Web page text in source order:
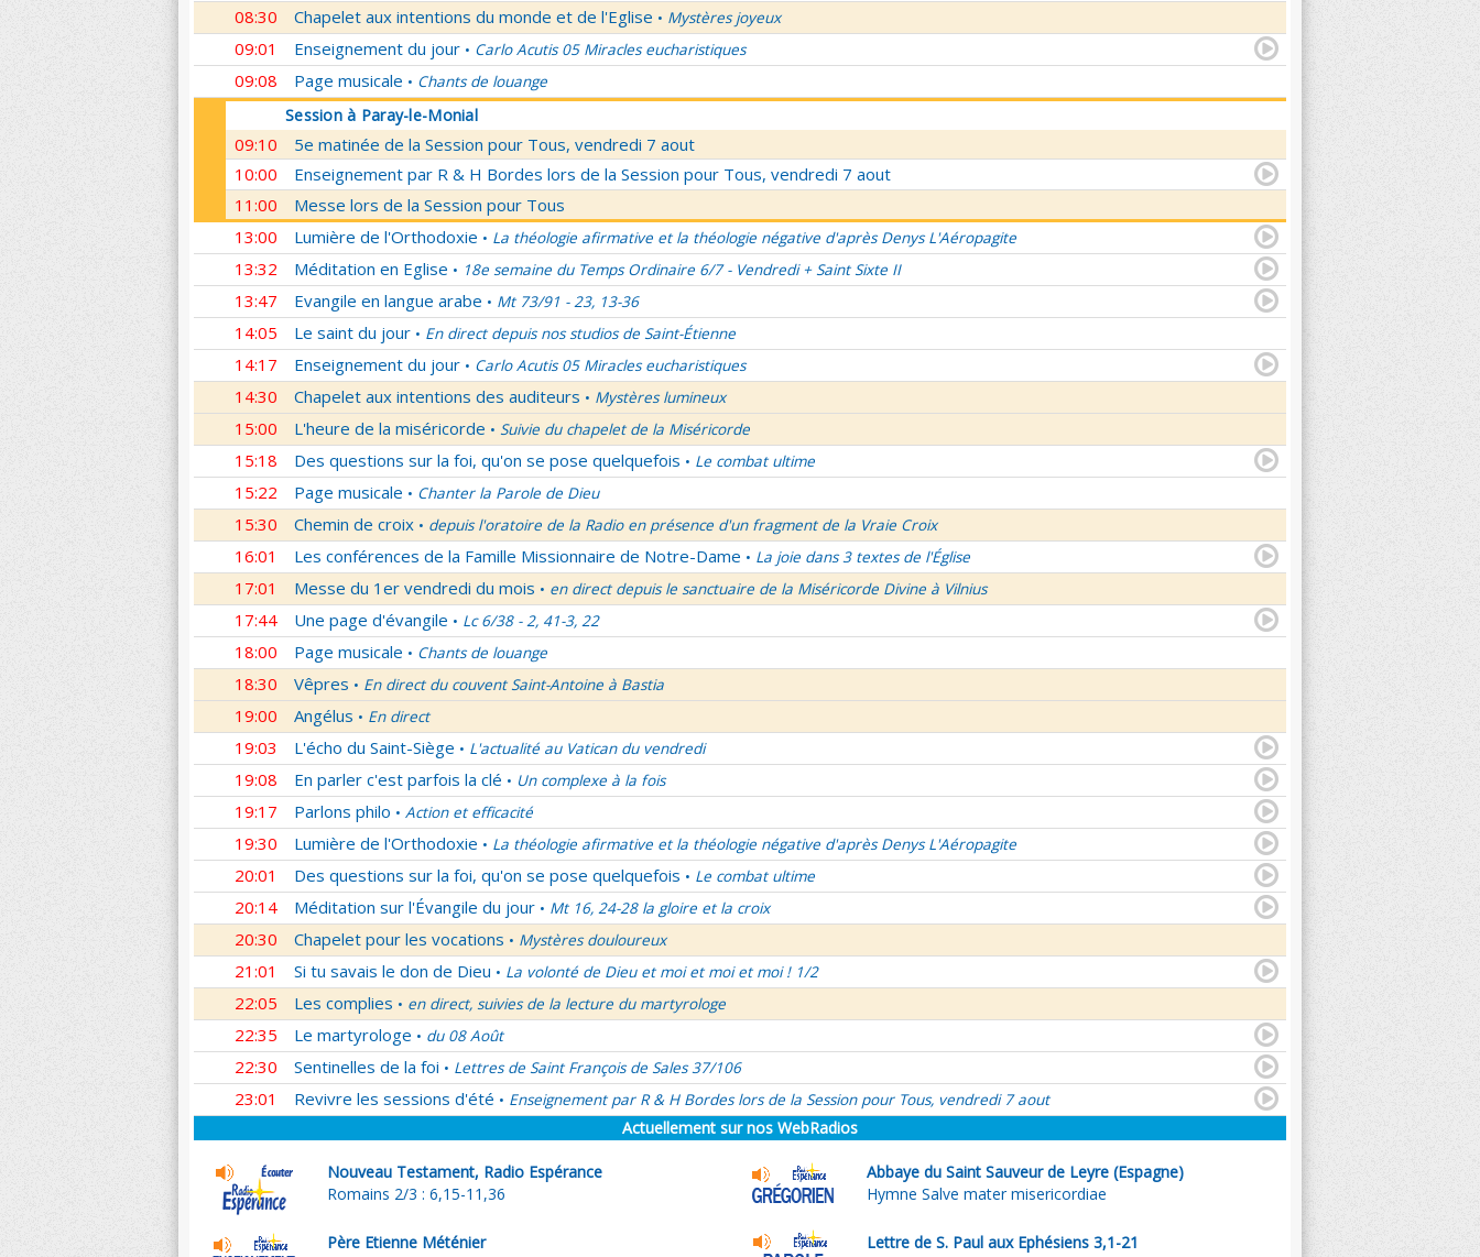
08:30 Chapelet aux intentions du monde et de l'Eglise • Mystères joyeux
09:01 Enseignement du jour • Carlo Acutis 05 Miracles eucharistiques
09:08 Page musicale • Chants de louange
Session à Paray-le-Monial
09:10
5e matinée de la Session pour Tous, vendredi 7 aout
10:00
Enseignement par R & H Bordes lors de la Session pour Tous, vendredi 7 aout
11:00
Messe lors de la Session pour Tous
13:00
Lumière de l'Orthodoxie • La théologie afirmative et la théologie négative d'après Denys L'Aéropagite
13:32 Méditation en Eglise • 18e semaine du Temps Ordinaire 6/7 - Vendredi + Saint Sixte II
13:47 Evangile en langue arabe • Mt 73/91 - 23, 13-36
14:05 Le saint du jour • En direct depuis nos studios de Saint-Étienne
14:17 Enseignement du jour • Carlo Acutis 05 Miracles eucharistiques
14:30 Chapelet aux intentions des auditeurs • Mystères lumineux
15:00 L'heure de la miséricorde • Suivie du chapelet de la Miséricorde
15:18 Des questions sur la foi, qu'on se pose quelquefois • Le combat ultime
15:22 Page musicale • Chanter la Parole de Dieu
15:30 Chemin de croix • depuis l'oratoire de la Radio en présence d'un fragment de la Vraie Croix
16:01 Les conférences de la Famille Missionnaire de Notre-Dame • La joie dans 3 textes de l'Église
17:01 Messe du 1er vendredi du mois • en direct depuis le sanctuaire de la Miséricorde Divine à Vilnius
17:44 Une page d'évangile • Lc 6/38 - 2, 41-3, 22
18:00 Page musicale • Chants de louange
18:30 Vêpres • En direct du couvent Saint-Antoine à Bastia
19:00 Angélus • En direct
19:03 L'écho du Saint-Siège • L'actualité au Vatican du vendredi
19:08 En parler c'est parfois la clé • Un complexe à la fois
19:17 Parlons philo • Action et efficacité
19:30 Lumière de l'Orthodoxie • La théologie afirmative et la théologie négative d'après Denys L'Aéropagite
20:01 Des questions sur la foi, qu'on se pose quelquefois • Le combat ultime
20:14 Méditation sur l'Évangile du jour • Mt 16, 24-28 la gloire et la croix
20:30 Chapelet pour les vocations • Mystères douloureux
21:01 Si tu savais le don de Dieu • La volonté de Dieu et moi et moi et moi ! 1/2
22:05 Les complies • en direct, suivies de la lecture du martyrologe
22:35 Le martyrologe • du 08 Août
22:30 Sentinelles de la foi • Lettres de Saint François de Sales 37/106
23:01 Revivre les sessions d'été • Enseignement par R & H Bordes lors de la Session pour Tous, vendredi 7 aout
Actuellement sur nos WebRadios
Nouveau Testament, Radio Espérance
Romains 2/3 : 6,15-11,36
Abbaye du Saint Sauveur de Leyre (Espagne)
Hymne Salve mater misericordiae
Père Etienne Méténier
Lettre de S. Paul aux Ephésiens 3,1-21